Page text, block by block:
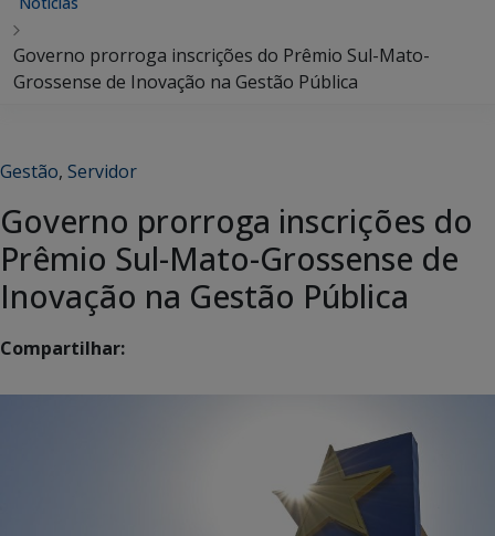
Governo prorroga inscrições do Prêmio Sul-Mato-
Grossense de Inovação na Gestão Pública
Gestão, Servidor
Governo prorroga inscrições do
Prêmio Sul-Mato-Grossense de
Inovação na Gestão Pública
Compartilhar: